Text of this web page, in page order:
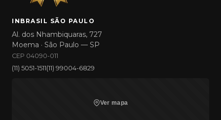
INBRASIL SÃO PAULO
Al. dos Nhambiquaras, 727
Moema · São Paulo — SP
CEP 04090-011
(11) 5051-1511(11) 99004-6829
Ver mapa